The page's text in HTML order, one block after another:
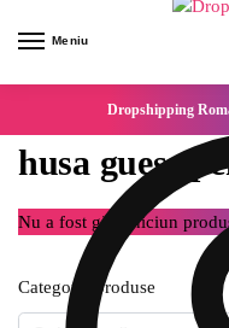
Meniu
Dropshipping
husa guess
Nu a fost găsit niciun
Categorie produse